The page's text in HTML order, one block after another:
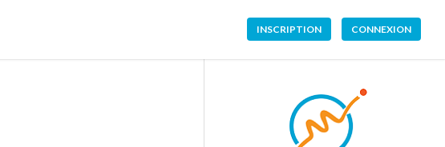
INSCRIPTION CONNEXION